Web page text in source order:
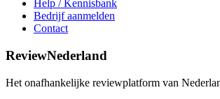
Help / Kennisbank
Bedrijf aanmelden
Contact
ReviewNederland
Het onafhankelijke reviewplatform van